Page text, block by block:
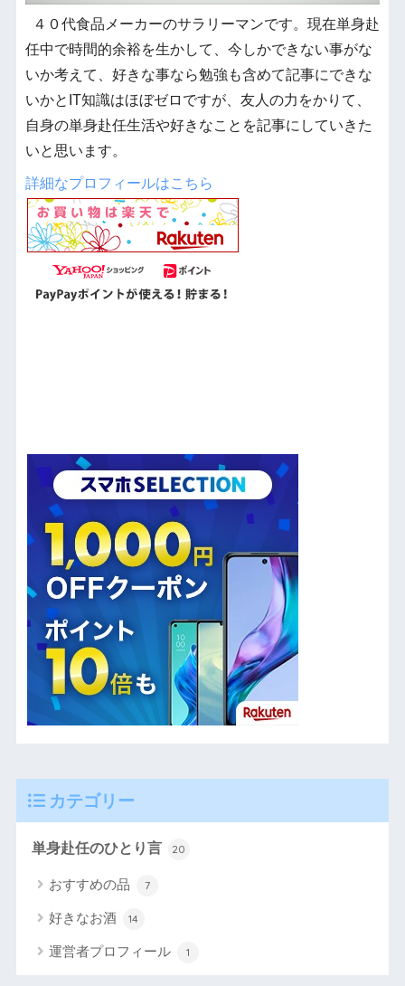
４０代食品メーカーのサラリーマンです。現在単身赴
任中で時間的余裕を生かして、今しかできない事がな
いか考えて、好きな事なら勉強も含めて記事にできな
いかとIT知識はほぼゼロですが、友人の力をかりて、
自身の単身赴任生活や好きなことを記事にしていきた
いと思います。
詳細なプロフィールはこちら
カテゴリー
単身赴任のひとり言 20
おすすめの品 7
好きなお酒 14
運営者プロフィール 1